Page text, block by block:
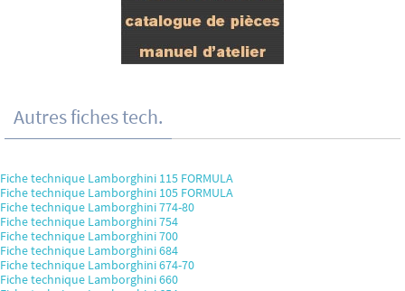
Autres fiches tech.
Fiche technique Lamborghini 115 FORMULA
Fiche technique Lamborghini 105 FORMULA
Fiche technique Lamborghini 774-80
Fiche technique Lamborghini 754
Fiche technique Lamborghini 700
Fiche technique Lamborghini 684
Fiche technique Lamborghini 674-70
Fiche technique Lamborghini 660